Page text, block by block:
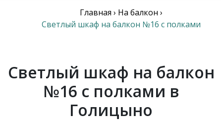
Главная › На балкон ›
Светлый шкаф на балкон №16 с полками
Светлый шкаф на балкон
№16 с полками в
Голицыно